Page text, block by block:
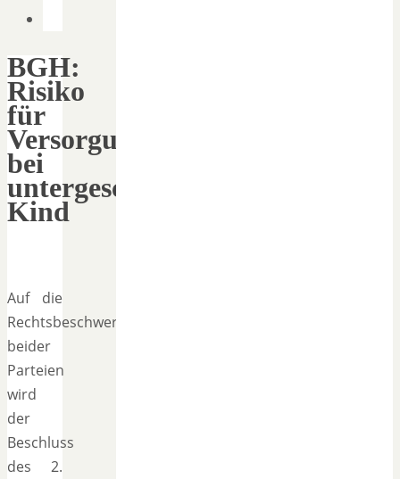
BGH:
Risiko
für
Versorgungsausgleich
bei
untergeschobenem
Kind
Auf die
Rechtsbeschwerden
beider
Parteien
wird
der
Beschluss
des 2.